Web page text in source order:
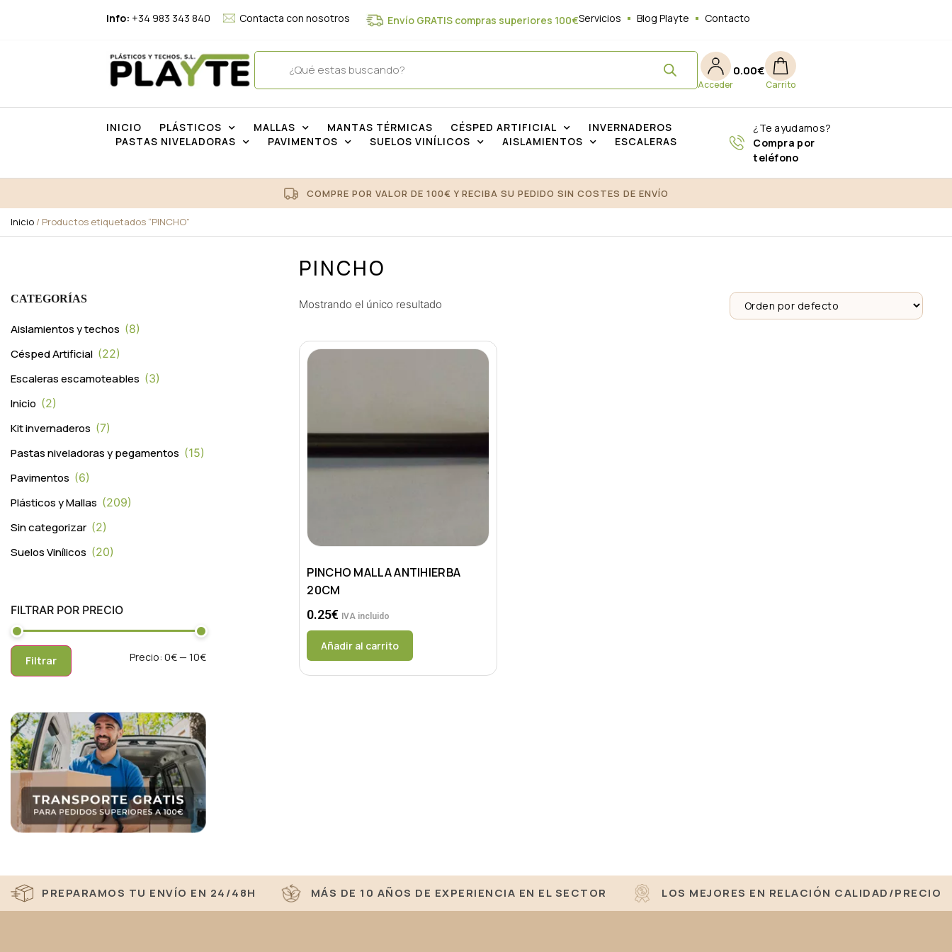
Info: +34 983 343 840 Contacta con nosotros Envío GRATIS compras superiores 100€Servicios Blog Playte Contacto
0.00€
INICIO PLÁSTICOS MALLAS MANTAS TÉRMICAS CÉSPED ARTIFICIAL
INVERNADEROS
PASTAS NIVELADORAS
PAVIMENTOS SUELOS VINÍLICOS AISLAMIENTOS ESCALERAS
¿Te ayudamos?
Compra por
teléfono
COMPRE POR VALOR DE 100€ Y RECIBA SU PEDIDO SIN COSTES DE ENVÍO
Inicio / Productos etiquetados “PINCHO”
CATEGORÍAS
Aislamientos y techos 8
Césped Artificial 22
Escaleras escamoteables 3
Inicio 2
Kit invernaderos 7
Pastas niveladoras y pegamentos 15
Pavimentos 6
Plásticos y Mallas 209
Sin categorizar 2
Suelos Vinílicos 20
FILTRAR POR PRECIO
Filtrar Precio: 0€— 10€
PINCHO
Mostrando el único resultado
PINCHO MALLA ANTIHIERBA
20CM
0.25€ IVA incluido
Añadir al carrito
PREPARAMOS TU ENVÍO EN 24/48H MÁS DE 10 AÑOS DE EXPERIENCIA EN EL SECTOR LOS MEJORES EN RELACIÓN CALIDAD/PRECIO